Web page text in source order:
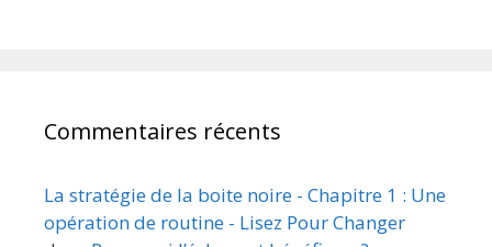
Commentaires récents
La stratégie de la boite noire - Chapitre 1 : Une
opération de routine - Lisez Pour Changer